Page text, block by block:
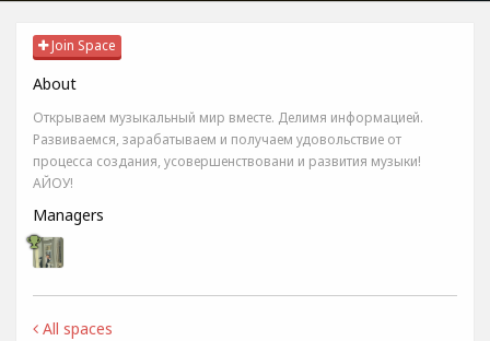
Join Space
About
Открываем музыкальный мир вместе. Делимя информацией.
Развиваемся, зарабатываем и получаем удовольствие от
процесса создания, усовершенствовани и развития музыки!
АЙОУ!
Managers
All spaces